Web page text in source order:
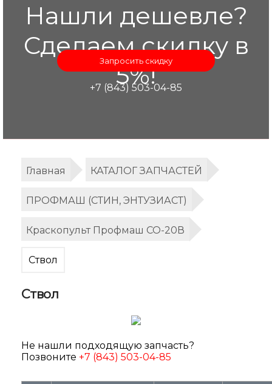
Нашли дешевле?
Сделаем скидку в
5%!
Запросить скидку
+7 (843) 503-04-85
Главная КАТАЛОГ ЗАПЧАСТЕЙ
ПРОФМАШ (СТИН, ЭНТУЗИАСТ)
Краскопульт Профмаш СО-20В
Ствол
Ствол
Не нашли подходящую запчасть?
Позвоните +7 (843) 503-04-85